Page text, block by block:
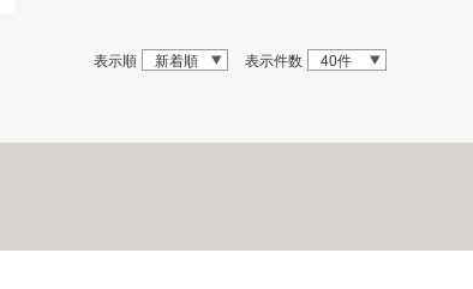
表示順 新着順 表示件数 40件